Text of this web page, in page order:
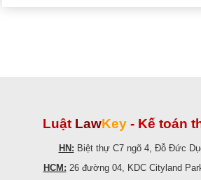
Luật LawKey - Kế toán
HN: Biệt thự C7 ngõ 4, Đỗ Đức
HCM: 26 đường 04, KDC Cityland